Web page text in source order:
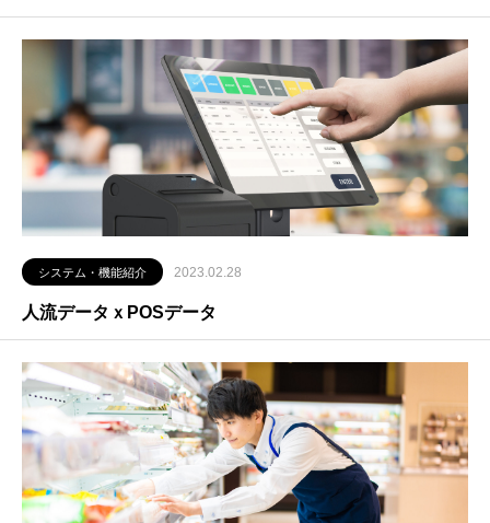
システム・機能紹介 2023.02.28
人流データｘPOSデータ